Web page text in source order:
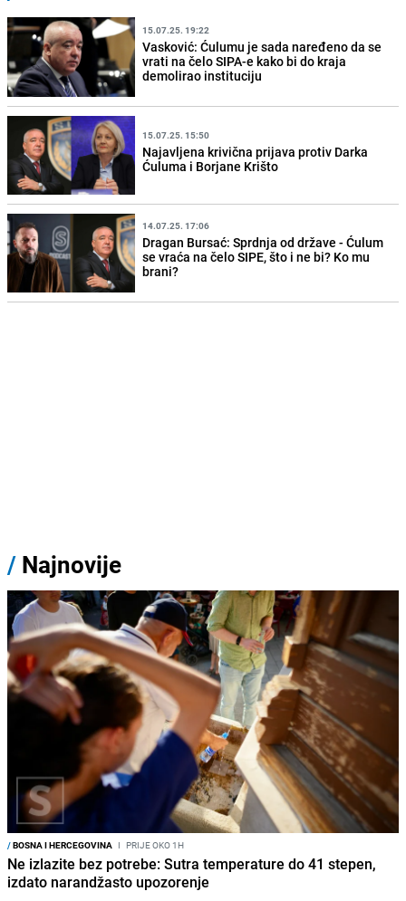
15.07.25. 19:22
Vasković: Ćulumu je sada naređeno da se
vrati na čelo SIPA-e kako bi do kraja
demolirao instituciju
15.07.25. 15:50
Najavljena krivična prijava protiv Darka
Ćuluma i Borjane Krišto
14.07.25. 17:06
Dragan Bursać: Sprdnja od države - Ćulum
se vraća na čelo SIPE, što i ne bi? Ko mu
brani?
/ Najnovije
/BOSNA I HERCEGOVINA I PRIJE OKO 1H
Ne izlazite bez potrebe: Sutra temperature do 41 stepen,
izdato narandžasto upozorenje